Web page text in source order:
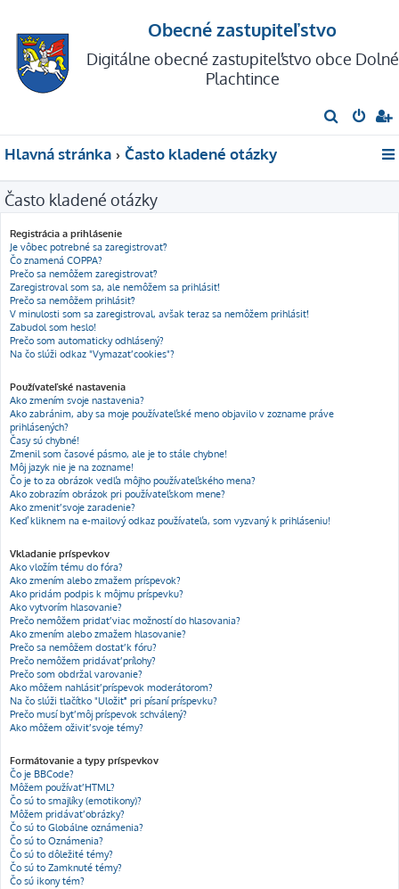
Obecné zastupiteľstvo
Digitálne obecné zastupiteľstvo obce Dolné
Plachtince
ľ
d
Hlavná stránka Často kladené otázky
Často kladené otázky
Registrácia a prihlásenie
Je vôbec potrebné sa zaregistrovať?
Čo znamená COPPA?
Prečo sa nemôžem zaregistrovať?
Zaregistroval som sa, ale nemôžem sa prihlásiť!
Prečo sa nemôžem prihlásiť?
V minulosti som sa zaregistroval, avšak teraz sa nemôžem prihlásiť!
Zabudol som heslo!
Prečo som automaticky odhlásený?
Na čo slúži odkaz "Vymazať cookies"?
Používateľské nastavenia
Ako zmením svoje nastavenia?
Ako zabránim, aby sa moje používateľské meno objavilo v zozname práve
prihlásených?
Časy sú chybné!
Zmenil som časové pásmo, ale je to stále chybne!
Môj jazyk nie je na zozname!
Čo je to za obrázok vedľa môjho používateľského mena?
Ako zobrazím obrázok pri používateľskom mene?
Ako zmeniť svoje zaradenie?
Keď kliknem na e-mailový odkaz používateľa, som vyzvaný k prihláseniu!
Vkladanie príspevkov
Ako vložím tému do fóra?
Ako zmením alebo zmažem príspevok?
Ako pridám podpis k môjmu príspevku?
Ako vytvorím hlasovanie?
Prečo nemôžem pridať viac možností do hlasovania?
Ako zmením alebo zmažem hlasovanie?
Prečo sa nemôžem dostať k fóru?
Prečo nemôžem pridávať prílohy?
Prečo som obdržal varovanie?
Ako môžem nahlásiť príspevok moderátorom?
Na čo slúži tlačítko "Uložiť" pri písaní príspevku?
Prečo musí byť môj príspevok schválený?
Ako môžem oživiť svoje témy?
Formátovanie a typy príspevkov
Čo je BBCode?
Môžem používať HTML?
Čo sú to smajlíky (emotikony)?
Môžem pridávať obrázky?
Čo sú to Globálne oznámenia?
Čo sú to Oznámenia?
Čo sú to dôležité témy?
Čo sú to Zamknuté témy?
Čo sú ikony tém?